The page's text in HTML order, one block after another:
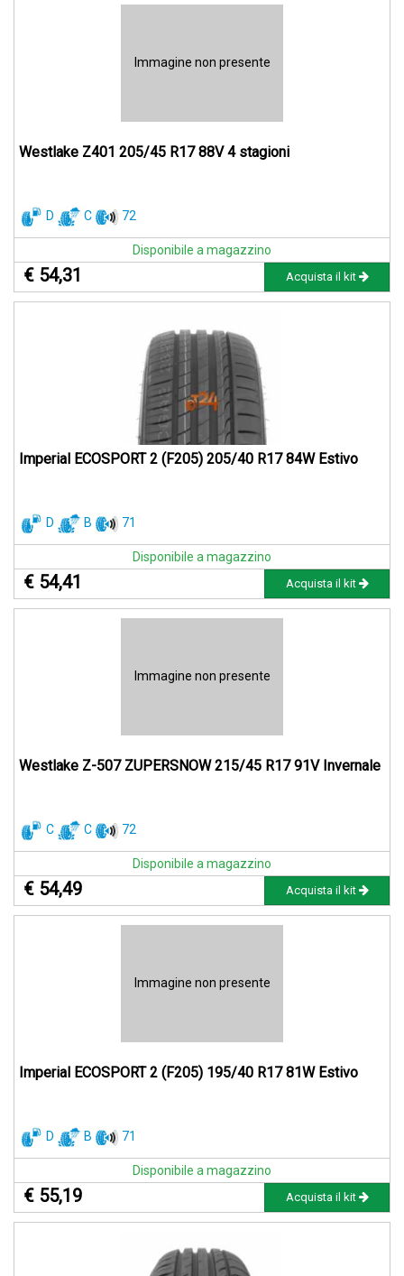
Immagine non presente
Westlake Z401 205/45 R17 88V 4 stagioni
D C 72
Disponibile a magazzino
€ 54,31 Acquista il kit
Imperial ECOSPORT 2 (F205) 205/40 R17 84W Estivo
D B 71
Disponibile a magazzino
€ 54,41 Acquista il kit
Immagine non presente
Westlake Z-507 ZUPERSNOW 215/45 R17 91V Invernale
C C 72
Disponibile a magazzino
€ 54,49 Acquista il kit
Immagine non presente
Imperial ECOSPORT 2 (F205) 195/40 R17 81W Estivo
D B 71
Disponibile a magazzino
€ 55,19 Acquista il kit